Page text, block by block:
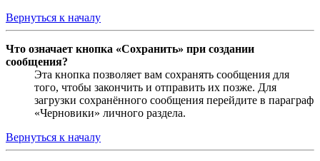
Вернуться к началу
Что означает кнопка «Сохранить» при создании
сообщения?
Эта кнопка позволяет вам сохранять сообщения для
того, чтобы закончить и отправить их позже. Для
загрузки сохранённого сообщения перейдите в параграф
«Черновики» личного раздела.
Вернуться к началу